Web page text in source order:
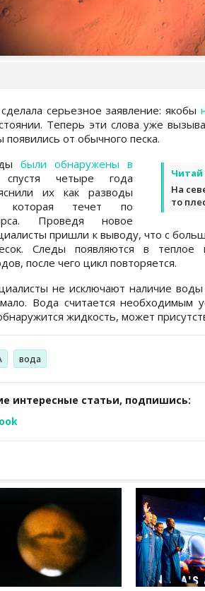
серьезное заявление: якобы
Теперь эти слова уже
от обычного песка.
Читай
На
то
были обнаружены в
четыре года
их как разводы
которая течет по
Проведя новое
пришли к выводу, что с
Следы появляются в
после чего цикл повторяется.
не исключают наличие
Вода считается необходимым
жидкость, может
вода
интересные статьи, подпишись: